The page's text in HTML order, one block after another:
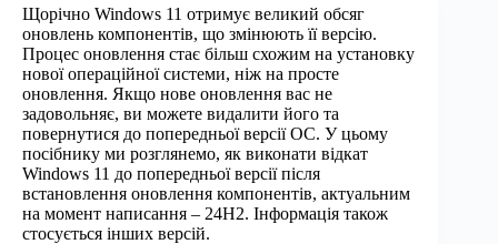
Щорічно Windows 11 отримує великий обсяг
оновлень компонентів, що змінюють її версію.
Процес оновлення стає більш схожим на установку
нової операційної системи, ніж на просте
оновлення. Якщо нове оновлення вас не
задовольняє, ви можете видалити його та
повернутися до попередньої версії ОС. У цьому
посібнику ми розглянемо, як виконати відкат
Windows 11 до попередньої версії після
встановлення оновлення компонентів, актуальним
на момент написання – 24H2. Інформація також
стосується інших версій.